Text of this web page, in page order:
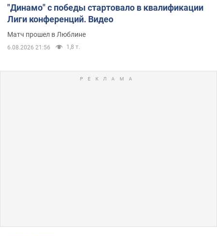
"Динамо" с победы стартовало в квалификации
Лиги конференций. Видео
Матч прошел в Люблине
6.08.2026 21:56 1,8 т.